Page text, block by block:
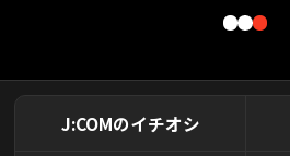
J:COMのイチオシ